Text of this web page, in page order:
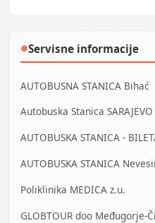
●Servisne informacije
AUTOBUSNA STANICA Bihać
Autobuska Stanica SARAJEVO
AUTOBUSKA STANICA -
AUTOBUSKA STANICA
Poliklinika MEDICA z.u.
GLOBTOUR doo Međugorje-